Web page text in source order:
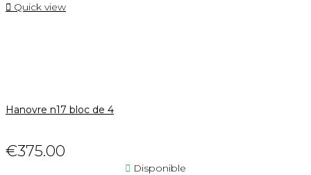
 Quick view
Hanovre n17 bloc de 4
€375.00
 Disponible